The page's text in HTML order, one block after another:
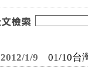
2012/1/9 01/10台